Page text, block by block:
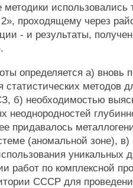
методики
2», проходящему через
- и результаты,
определяется а) вновь
методов
б) необходимостью
неоднородностей
придавалось
(аномальной зоне),
уникальных
работ по комплексной
СССР для